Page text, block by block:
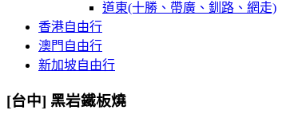
道東(十勝、帶廣、釧路、網走)
香港自由行
澳門自由行
新加坡自由行
[台中] 黑岩鐵板燒